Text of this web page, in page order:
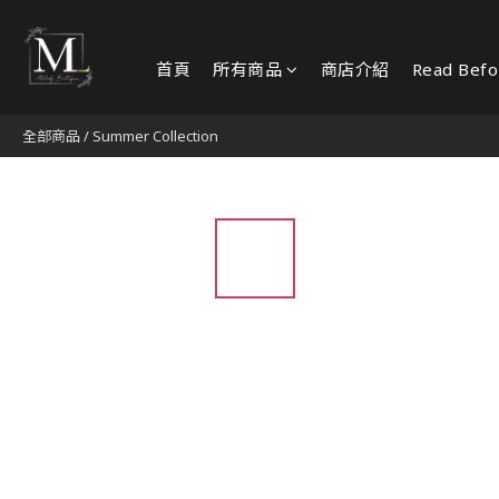
首頁 所有商品 商店介紹 Read
全部商品/Summer Collection